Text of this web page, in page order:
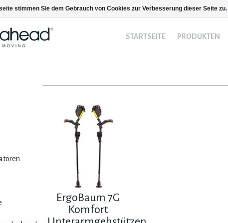
STARTSEITE PRODUKTEN
ErgoBaum 7G
Komfort
stimmen Sie dem Gebrauch von Cookies zur Verbesserung dieser Seite zu.